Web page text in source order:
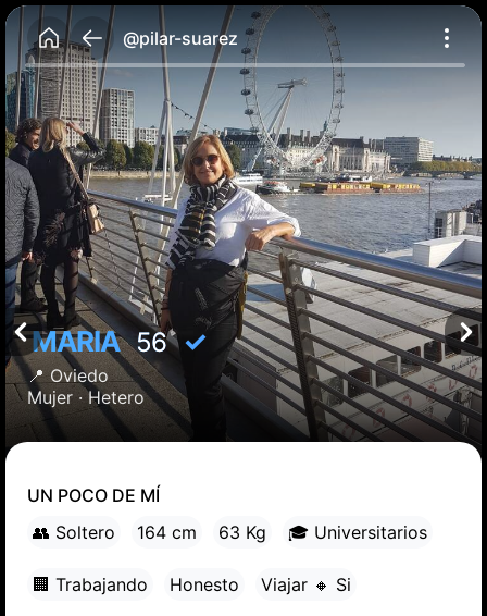
@pilar-suarez
MARIA56✓
📍 Oviedo
Mujer ·Hetero
UN POCO DE MÍ
👥 Soltero
164 cm 63 Kg 🎓 Universitarios
🏢 Trabajando Honesto
Viajar 🔸 Si